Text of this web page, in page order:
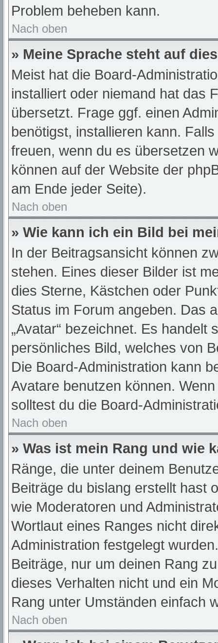
Problem beheben kann.
Nach oben
» Meine Sprache steht auf
Meist hat die Board-
installiert oder niemand hat das
übersetzt. Frage ggf. einen
benötigst, installieren kann.
freuen, wenn du es übersetzen
können auf der Website der
am Ende jeder Seite).
Nach oben
» Wie kann ich ein Bild bei
In der Beitragsansicht können
stehen. Eines dieser Bilder ist
dies Sterne, Kästchen oder
Status im Forum angeben. Das
„Avatar“ bezeichnet. Es handelt
persönliches Bild, welches von
Die Board-Administration kann
Avatare benutzen können.
solltest du die Board-
Nach oben
» Was ist mein Rang und wie
Ränge, die unter deinem
Beiträge du bislang erstellt hast
wie Moderatoren und
Wortlaut eines Ranges nicht
Administration festgelegt
Beiträge, nur um deinen Rang
dieses Verhalten nicht und ein
Rang unter Umständen einfach
Nach oben